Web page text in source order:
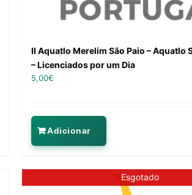
II Aquatlo Merelim São Paio – Aquatlo
– Licenciados por um Dia
5,00€
Adicionar
Esgotado